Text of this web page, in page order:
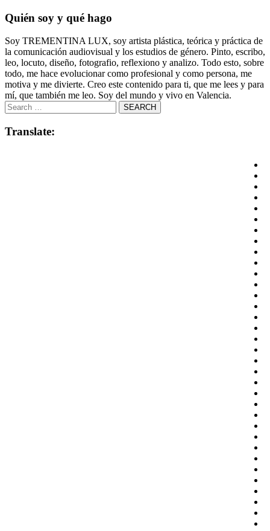
Quién soy y qué hago
Soy TREMENTINA LUX, soy artista plástica, teórica y práctica de
la comunicación audiovisual y los estudios de género. Pinto, escribo,
leo, locuto, diseño, fotografio, reflexiono y analizo. Todo esto, sobre
todo, me hace evolucionar como profesional y como persona, me
motiva y me divierte. Creo este contenido para ti, que me lees y para
mí, que también me leo. Soy del mundo y vivo en Valencia.
Translate: